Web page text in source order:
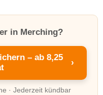
in Merching?
– ab 8,25
›
· Jederzeit kündbar